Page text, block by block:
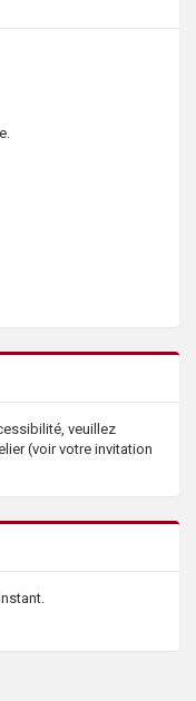
veuillez
(voir votre invitation